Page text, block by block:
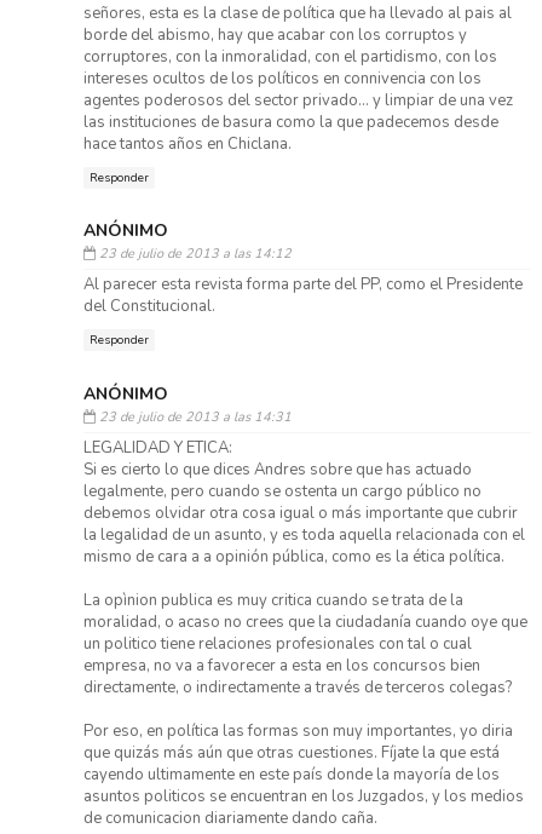
señores, esta es la clase de política que ha llevado al pais al
borde del abismo, hay que acabar con los corruptos y
corruptores, con la inmoralidad, con el partidismo, con los
intereses ocultos de los políticos en connivencia con los
agentes poderosos del sector privado... y limpiar de una vez
las instituciones de basura como la que padecemos desde
hace tantos años en Chiclana.
Responder
ANÓNIMO
23 de julio de 2013 a las 14:12
Al parecer esta revista forma parte del PP, como el Presidente
del Constitucional.
Responder
ANÓNIMO
23 de julio de 2013 a las 14:31
LEGALIDAD Y ETICA:
Si es cierto lo que dices Andres sobre que has actuado
legalmente, pero cuando se ostenta un cargo público no
debemos olvidar otra cosa igual o más importante que cubrir
la legalidad de un asunto, y es toda aquella relacionada con el
mismo de cara a a opinión pública, como es la ética política.
La opìnion publica es muy critica cuando se trata de la
moralidad, o acaso no crees que la ciudadanía cuando oye que
un politico tiene relaciones profesionales con tal o cual
empresa, no va a favorecer a esta en los concursos bien
directamente, o indirectamente a través de terceros colegas?
Por eso, en política las formas son muy importantes, yo diria
que quizás más aún que otras cuestiones. Fíjate la que está
cayendo ultimamente en este país donde la mayoría de los
asuntos politicos se encuentran en los Juzgados, y los medios
de comunicacion diariamente dando caña.